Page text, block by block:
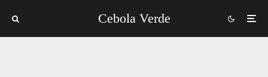
Cebola Verde